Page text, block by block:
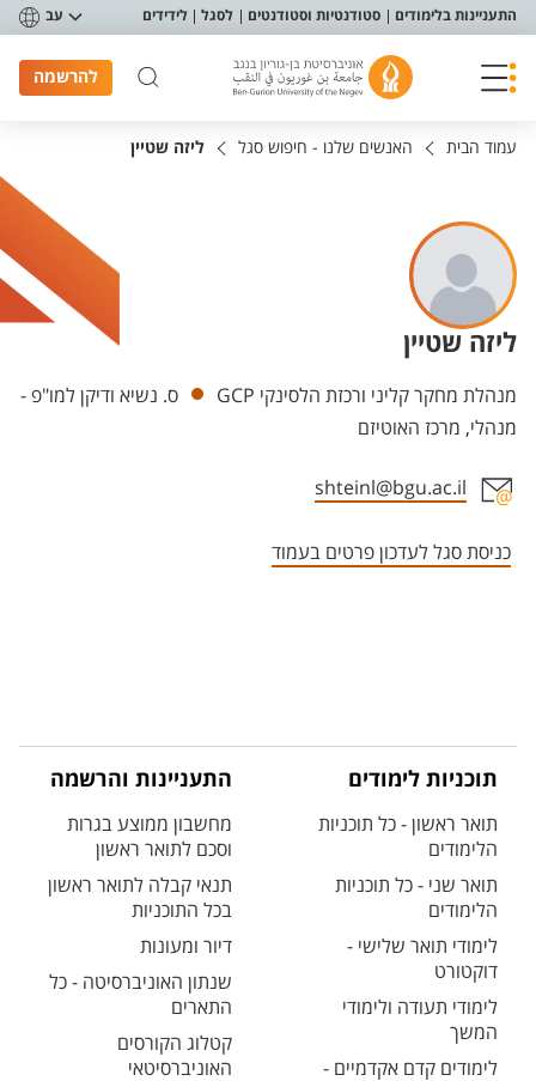
תפריט נגישות
התעניינות בלימודים סטודנטיות וסטודנטים לסגל לידידים עב
להרשמה
עמוד הבית האנשים שלנו - חיפוש סגל ליזה שטיין
ליזה שטיין
יחידות
מנהלת מחקר קליני ורכזת הלסינקי GCP
ס. נשיא ודיקן למו"פ -
מנהלי, מרכז האוטיזם
shteinl@bgu.ac.il
כניסת סגל לעדכון פרטים בעמוד
תוכניות לימודים
תואר ראשון - כל תוכניות
הלימודים
תואר שני - כל תוכניות
הלימודים
לימודי תואר שלישי -
דוקטורט
לימודי תעודה ולימודי
המשך
לימודים קדם אקדמיים -
התעניינות והרשמה
מחשבון ממוצע בגרות
וסכם לתואר ראשון
תנאי קבלה לתואר ראשון
בכל התוכניות
דיור ומעונות
שנתון האוניברסיטה - כל
התארים
קטלוג הקורסים
האוניברסיטאי